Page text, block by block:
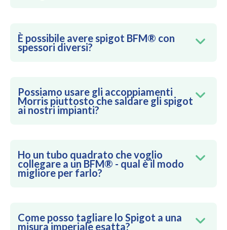
È possibile avere spigot BFM® con
spessori diversi?
Possiamo usare gli accoppiamenti
Morris piuttosto che saldare gli spigot
ai nostri impianti?
Ho un tubo quadrato che voglio
collegare a un BFM® - qual è il modo
migliore per farlo?
Come posso tagliare lo Spigot a una
misura imperiale esatta?